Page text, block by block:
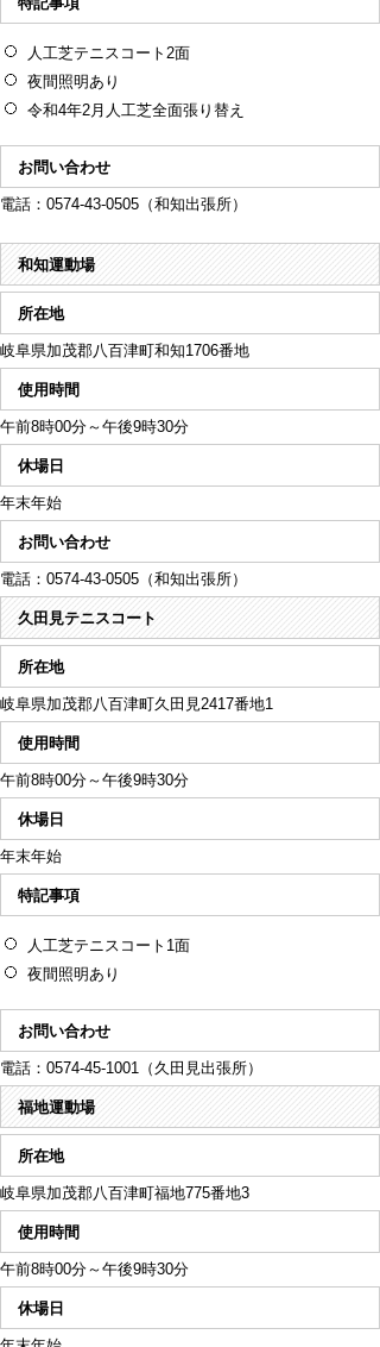
人工芝テニスコート2面
夜間照明あり
令和4年2月人工芝全面張り替え
お問い合わせ
電話：0574-43-0505（和知出張所）
和知運動場
所在地
岐阜県加茂郡八百津町和知1706番地
使用時間
午前8時00分～午後9時30分
休場日
年末年始
お問い合わせ
電話：0574-43-0505（和知出張所）
久田見テニスコート
所在地
岐阜県加茂郡八百津町久田見2417番地1
使用時間
午前8時00分～午後9時30分
休場日
年末年始
特記事項
人工芝テニスコート1面
夜間照明あり
お問い合わせ
電話：0574-45-1001（久田見出張所）
福地運動場
所在地
岐阜県加茂郡八百津町福地775番地3
使用時間
午前8時00分～午後9時30分
休場日